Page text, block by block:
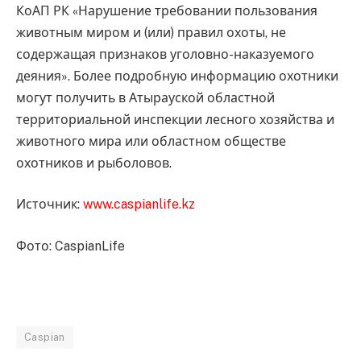
КоАП РК «Нарушение требовании пользования
животным миром и (или) правил охоты, не
содержащая признаков уголовно-наказуемого
деяния». Более подробную информацию охотники
могут получить в Атырауской областной
территориальной инспекции лесного хозяйства и
животного мира или областном обществе
охотников и рыболовов.
Источник: www.caspianlife.kz
Фото: CaspianLife
Caspian